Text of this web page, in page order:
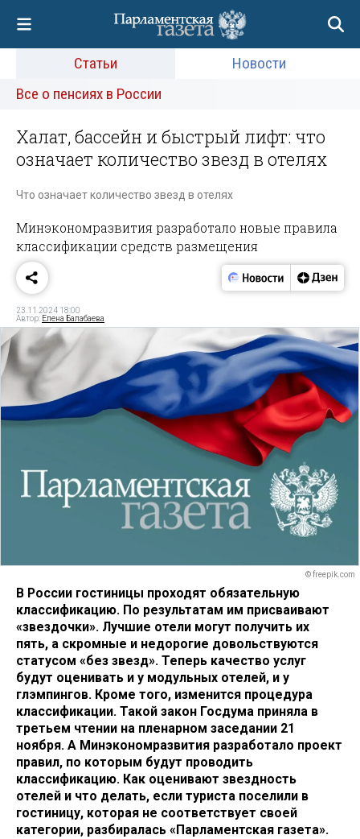
Статьи
Новости
Все о пенсиях в России
Халат, бассейн и быстрый лифт: что
означает количество звезд в отелях
Что означает количество звезд в отелях
Минэкономразвития разработало новые правила
классификации средств размещения
23.11.2024 18:00
Автор: Елена Балабаева
© freepik.com
В России гостиницы проходят обязательную
классификацию. По результатам им присваивают
«звездочки». Лучшие отели могут получить их
пять, а скромные и недорогие довольствуются
статусом «без звезд». Теперь качество услуг
будут оценивать и у модульных отелей, и у
глэмпингов. Кроме того, изменится процедура
классификации. Такой закон Госдума приняла в
третьем чтении на пленарном заседании 21
ноября. А Минэкономразвития разработало проект
правил, по которым будут проводить
классификацию. Как оценивают звездность
отелей и что делать, если туриста поселили в
гостиницу, которая не соответствует своей
категории, разбиралась «Парламентская газета».